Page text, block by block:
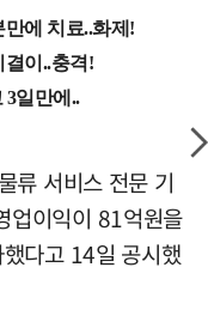
류 서비스 전문 기
업이익이 81억원을
다고 14일 공시했